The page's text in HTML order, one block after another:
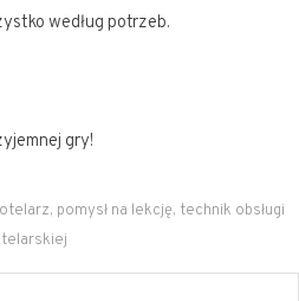
według potrzeb.
gry!
, pomysł na lekcję, technik obsługi